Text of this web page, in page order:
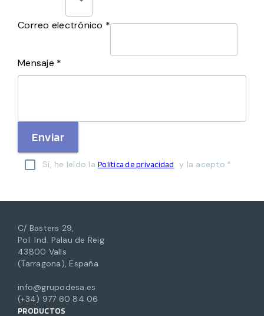
Correo electrónico *
Mensaje *
Enviar
Sí, he leído la Política de privacidad y la acepto.*
C/ Basters 29,
Pol. Ind. Palau de Reig
43800 Valls
(Tarragona), España
info@grupodesa.es
(+34) 977 60 84 06
PRODUCTOS